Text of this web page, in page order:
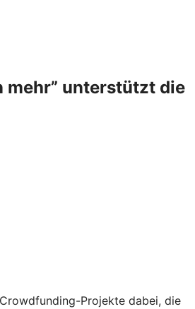
mehr” unterstützt die
Projekte dabei, die